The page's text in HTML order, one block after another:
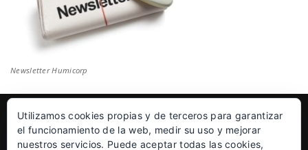
Newsletter Humicorp
© Humicorp Nanopolímeros S.L 2011-2026| Aviso Legal
Utilizamos cookies propias y de terceros para garantizar
el funcionamiento de la web, medir su uso y mejorar
nuestros servicios. Puede aceptar todas las cookies,